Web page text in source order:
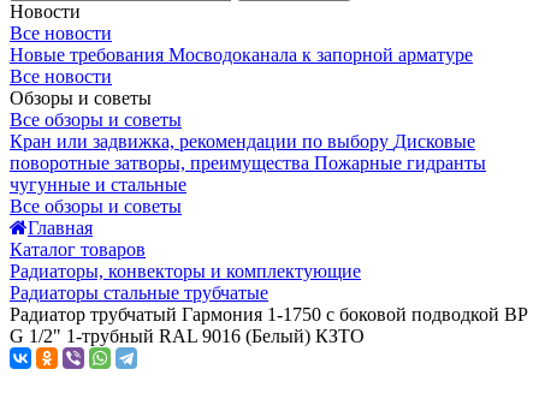
Новости
Все новости
Новые требования Мосводоканала к запорной арматуре
Все новости
Обзоры и советы
Все обзоры и советы
Кран или задвижка, рекомендации по выбору Дисковые
поворотные затворы, преимущества Пожарные гидранты
чугунные и стальные
Все обзоры и советы
Главная
Каталог товаров
Радиаторы, конвекторы и комплектующие
Радиаторы стальные трубчатые
Радиатор трубчатый Гармония 1-1750 с боковой подводкой ВР
G 1/2" 1-трубный RAL 9016 (Белый) КЗТО